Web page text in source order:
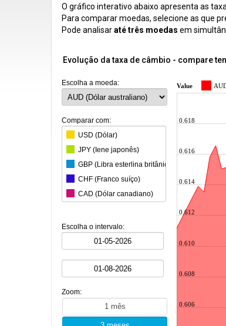
O gráfico interativo abaixo apresenta as
Para comparar moedas, selecione as que
Pode analisaraté três moedas em
Evolução da taxa de câmbio - compare
Escolha a moeda:
Comparar com:
USD (Dólar)
JPY (Iene japonês)
GBP (Libra esterlina britânica)
CHF (Franco suíço)
CAD (Dólar canadiano)
KRW (Won sul-coreano)
BRL (Real brasileiro)
MXN (Peso mexicano)
SGD (Dólar de Singapura)
SEK (Coroa sueca)
Escolha o intervalo:
Zoom:
Value
0.606
0.608
0.610
0.612
0.614
0.616
0.618